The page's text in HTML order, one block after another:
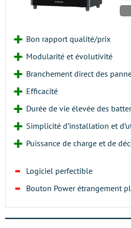
Bon rapport qualité/prix
Modularité et évolutivité
Branchement direct des
Efficacité
Durée de vie élevée des
Simplicité d’installation et
Puissance de charge et de
Logiciel perfectible
Bouton Power étrangement